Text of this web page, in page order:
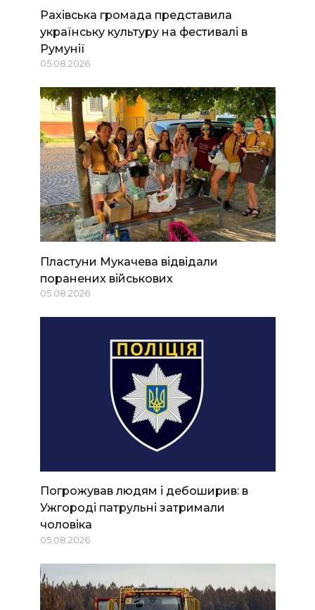
Рахівська громада представила
українську культуру на фестивалі в
Румунії
05.08.2026
Пластуни Мукачева відвідали
поранених військових
05.08.2026
Погрожував людям і дебоширив: в
Ужгороді патрульні затримали
чоловіка
05.08.2026